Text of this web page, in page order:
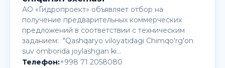
АО «Гидропроект» объявляет отбор на
получение предварительных коммерческих
предложений в соответствии с техническим
заданием: "Qashqaryo viloyatidagi Chimqo'rg'on
suv omborida joylashgan ki…
Телефон:+998 71 2058080